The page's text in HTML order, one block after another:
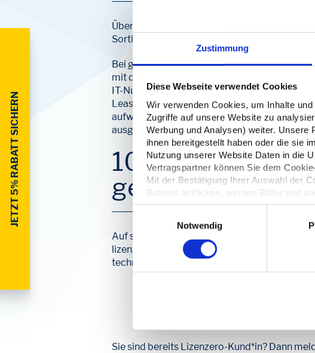
Zustimmung
Diese Webseite verwendet Cookies
Wir verwenden Cookies, um Inhalte
Zugriffe auf unsere Website zu
Werbung und Analysen) weiter.
ihnen bereitgestellt haben oder die sie
Nutzung unserer Website Daten in die
Vertragspartner können Sie dem
Mit der Bestätigung Ihrer Auswahl der
Buttons anklicken, werden Bilder und
Server übertragen. Über den
dazu erfahren Sie in unserer
Einwilligungsauswahl
Notwendig
Über den Lizenzero-Partnerbereich bietet
Sortiment an.
Bei gebrauchte-technik.de erhalten Sie
mit den neusten und aktuellen Smartphones,
IT-Nutzung nachhaltiger zu gestalten. Die bei
Leasingrückläufen großer Unternehmen
aufwendig überprüft und wiederaufbereitet.
ausgetauscht. So lässt sich beim Kauf des
10 % Rabatt auf
gebrauchte-
Auf so ein Angebot haben Sie nur gewartet?
lizenzierungspflichtiges Unternehmen in nur
technik.de -Angebot und weitere attraktive
Sie sind bereits Lizenzero-Kund*in? Dann
JETZT 5% RABATT SICHERN